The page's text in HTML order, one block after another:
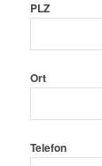
PLZ
Ort
Telefon